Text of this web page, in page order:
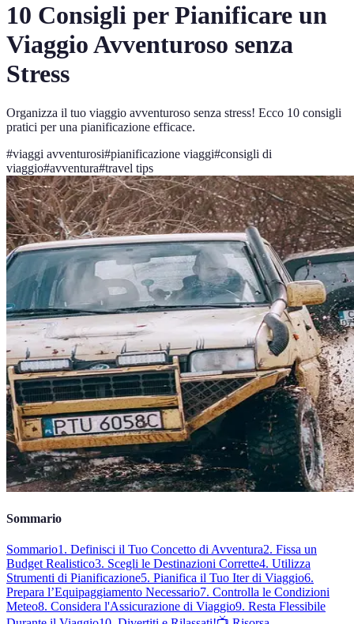
10 Consigli per Pianificare un
Viaggio Avventuroso senza
Stress
Organizza il tuo viaggio avventuroso senza stress! Ecco 10 consigli
pratici per una pianificazione efficace.
#viaggi avventurosi#pianificazione viaggi#consigli di
viaggio#avventura#travel tips
Sommario
Sommario1. Definisci il Tuo Concetto di Avventura2. Fissa un
Budget Realistico3. Scegli le Destinazioni Corrette4. Utilizza
Strumenti di Pianificazione5. Pianifica il Tuo Iter di Viaggio6.
Prepara l’Equipaggiamento Necessario7. Controlla le Condizioni
Meteo8. Considera l'Assicurazione di Viaggio9. Resta Flessibile